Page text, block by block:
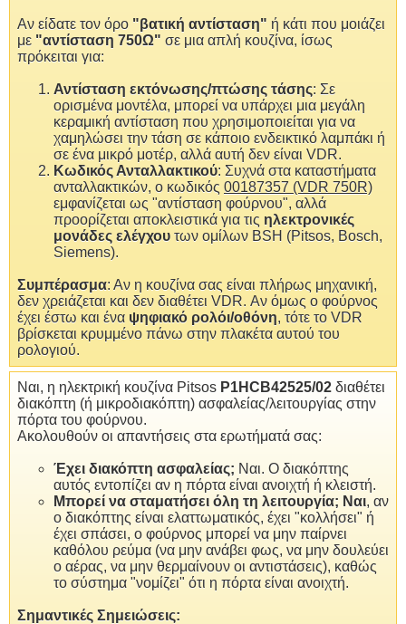
Αν είδατε τον όρο "βατική αντίσταση" ή κάτι που μοιάζει
με "αντίσταση 750Ω" σε μια απλή κουζίνα, ίσως
πρόκειται για:
Αντίσταση εκτόνωσης/πτώσης τάσης: Σε
ορισμένα μοντέλα, μπορεί να υπάρχει μια μεγάλη
κεραμική αντίσταση που χρησιμοποιείται για να
χαμηλώσει την τάση σε κάποιο ενδεικτικό λαμπάκι ή
σε ένα μικρό μοτέρ, αλλά αυτή δεν είναι VDR.
Κωδικός Ανταλλακτικού: Συχνά στα καταστήματα
ανταλλακτικών, ο κωδικός 00187357 (VDR 750R)
εμφανίζεται ως "αντίσταση φούρνου", αλλά
προορίζεται αποκλειστικά για τις ηλεκτρονικές
μονάδες ελέγχου των ομίλων BSH (Pitsos, Bosch,
Siemens).
Συμπέρασμα: Αν η κουζίνα σας είναι πλήρως μηχανική,
δεν χρειάζεται και δεν διαθέτει VDR. Αν όμως ο φούρνος
έχει έστω και ένα ψηφιακό ρολόι/οθόνη, τότε το VDR
βρίσκεται κρυμμένο πάνω στην πλακέτα αυτού του
ρολογιού.
Ναι, η ηλεκτρική κουζίνα Pitsos P1HCB42525/02 διαθέτει
διακόπτη (ή μικροδιακόπτη) ασφαλείας/λειτουργίας στην
πόρτα του φούρνου.
Ακολουθούν οι απαντήσεις στα ερωτήματά σας:
Έχει διακόπτη ασφαλείας; Ναι. Ο διακόπτης
αυτός εντοπίζει αν η πόρτα είναι ανοιχτή ή κλειστή.
Μπορεί να σταματήσει όλη τη λειτουργία; Ναι, αν
ο διακόπτης είναι ελαττωματικός, έχει "κολλήσει" ή
έχει σπάσει, ο φούρνος μπορεί να μην παίρνει
καθόλου ρεύμα (να μην ανάβει φως, να μην δουλεύει
ο αέρας, να μην θερμαίνουν οι αντιστάσεις), καθώς
το σύστημα "νομίζει" ότι η πόρτα είναι ανοιχτή.
Σημαντικές Σημειώσεις: